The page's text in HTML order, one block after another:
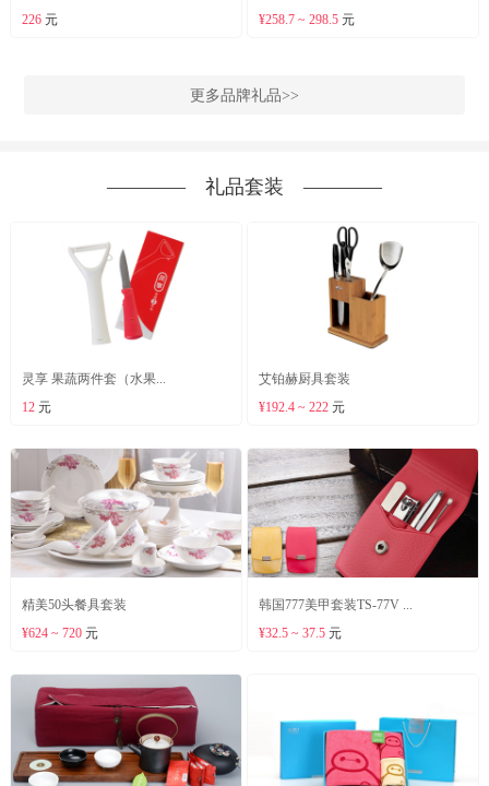
226元
¥258.7 ~ 298.5 元
更多品牌礼品>>
―――― 礼品套装 ――――
灵享 果蔬两件套（水果...
12元
艾铂赫厨具套装
¥192.4 ~ 222 元
精美50头餐具套装
¥624 ~ 720元
韩国777美甲套装TS-77V ...
¥32.5 ~ 37.5 元